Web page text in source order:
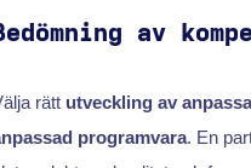
av
rätt utveckling av
programvara. En